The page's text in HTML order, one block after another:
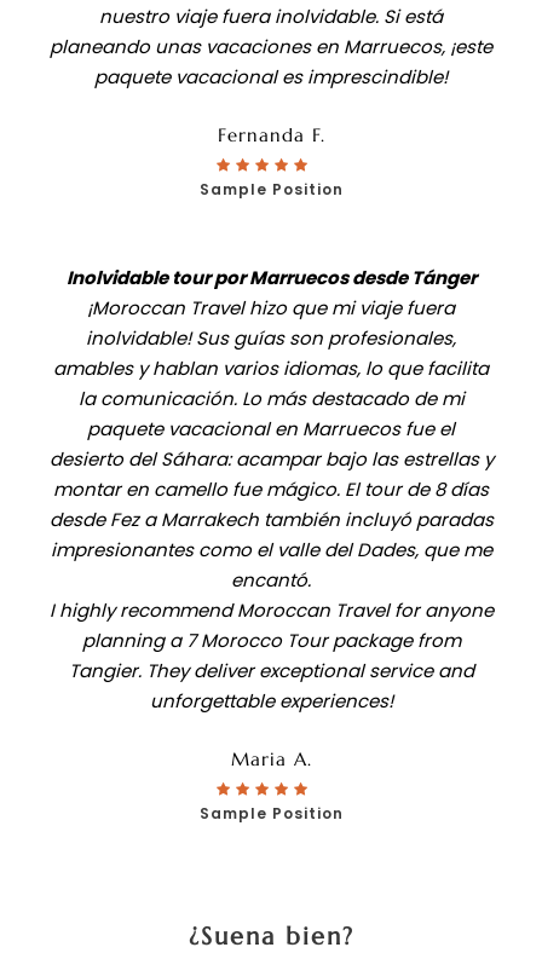
nuestro viaje fuera inolvidable. Si está
planeando unas vacaciones en Marruecos, ¡este
paquete vacacional es imprescindible!
Fernanda F.
Sample Position
Inolvidable tour por Marruecos desde Tánger
¡Moroccan Travel hizo que mi viaje fuera
inolvidable! Sus guías son profesionales,
amables y hablan varios idiomas, lo que facilita
la comunicación. Lo más destacado de mi
paquete vacacional en Marruecos fue el
desierto del Sáhara: acampar bajo las estrellas y
montar en camello fue mágico. El tour de 8 días
desde Fez a Marrakech también incluyó paradas
impresionantes como el valle del Dades, que me
encantó.
I highly recommend Moroccan Travel for anyone
planning a 7 Morocco Tour package from
Tangier. They deliver exceptional service and
unforgettable experiences!
Maria A.
Sample Position
¿Suena bien?